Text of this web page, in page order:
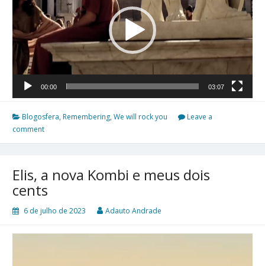
00:00 03:07
Blogosfera, Remembering,We will rock you
Leave a
comment
Elis, a nova Kombi e meus dois
cents
6 de julho de 2023 Adauto Andrade